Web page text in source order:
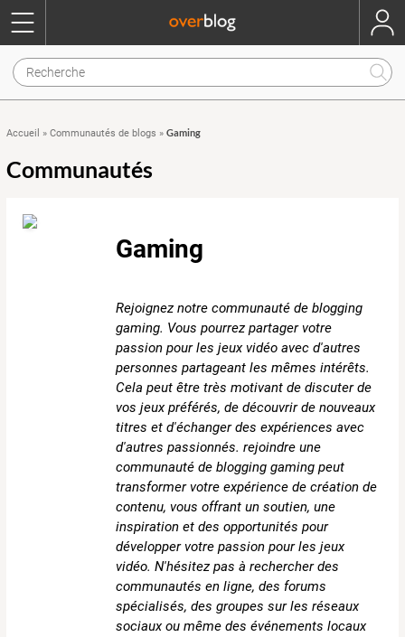
Accueil » Communautés de blogs » Gaming
Communautés
Gaming
Rejoignez notre communauté de blogging
gaming. Vous pourrez partager votre
passion pour les jeux vidéo avec d'autres
personnes partageant les mêmes intérêts.
Cela peut être très motivant de discuter de
vos jeux préférés, de découvrir de nouveaux
titres et d'échanger des expériences avec
d'autres passionnés. rejoindre une
communauté de blogging gaming peut
transformer votre expérience de création de
contenu, vous offrant un soutien, une
inspiration et des opportunités pour
développer votre passion pour les jeux
vidéo. N'hésitez pas à rechercher des
communautés en ligne, des forums
spécialisés, des groupes sur les réseaux
sociaux ou même des événements locaux